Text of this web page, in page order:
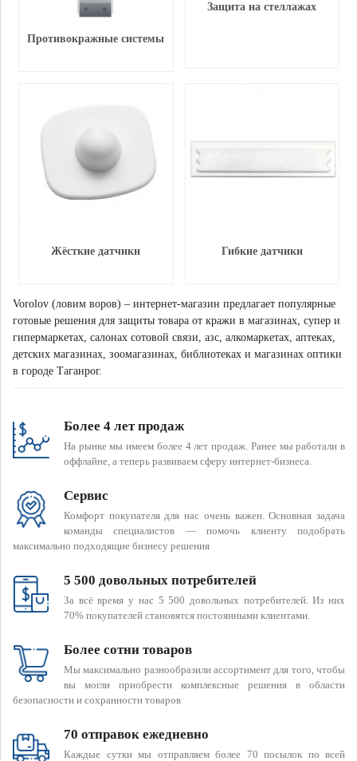
Противокражные системы
Защита на стеллажах
Жёсткие датчики Гибкие датчики
Vorolov (ловим воров) – интернет-магазин предлагает популярные
готовые решения для защиты товара от кражи в магазинах, супер и
гипермаркетах, салонах сотовой связи, азс, алкомаркетах, аптеках,
детских магазинах, зоомагазинах, библиотеках и магазинах оптики
в городе Таганрог.
Более 4 лет продаж
На рынке мы имеем более 4 лет продаж. Ранее мы работали в
оффлайне, а теперь развиваем сферу интернет-бизнеса.
Сервис
Комфорт покупателя для нас очень важен. Основная задача
команды специалистов — помочь клиенту подобрать
максимально подходящие бизнесу решения
5 500 довольных потребителей
За всё время у нас 5 500 довольных потребителей. Из них
70% покупателей становятся постоянными клиентами.
Более сотни товаров
Мы максимально разнообразили ассортимент для того, чтобы
вы могли приобрести комплексные решения в области
безопасности и сохранности товаров
70 отправок ежедневно
Каждые сутки мы отправляем более 70 посылок по всей